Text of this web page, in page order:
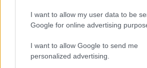
I want to allow my user data to be
Google for online advertising
I want to allow Google to send me
personalized advertising.
Ez a rejtett Samsung
megváltoztatja a
sokan mégsem tudnak